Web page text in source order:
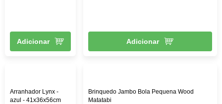
Adicionar Adicionar
Arranhador Lynx -
azul - 41x36x56cm
Brinquedo Jambo Bola Pequena Wood
Matatabi